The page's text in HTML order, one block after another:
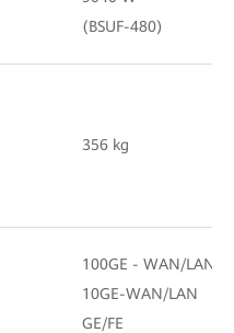
(BSUF-480)
356 kg
100GE - WAN/LAN
10GE-WAN/LAN
GE/FE